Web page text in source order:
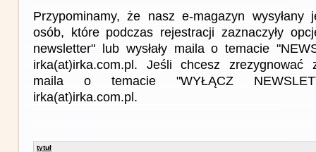
Przypominamy, że nasz e-magazyn
osób, które podczas rejestracji zaznaczyły
newsletter" lub wysłały maila o temacie
irka(at)irka.com.pl. Jeśli chcesz zrezygnować
maila o temacie "WYŁĄCZ
irka(at)irka.com.pl.
tytuł